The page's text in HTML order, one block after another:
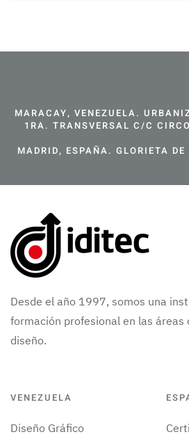
MARACAY, VENEZUELA.
1RA. TRANSVERSAL C/C
MADRID, ESPAÑA. GLORIETA
Desde el año 1997, somos una
formación profesional en las áreas
diseño.
VENEZUELA
Diseño Gráfico